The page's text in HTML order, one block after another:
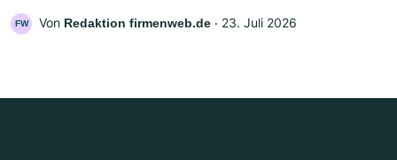
FW Von Redaktion firmenweb.de ‧ 23. Juli 2026